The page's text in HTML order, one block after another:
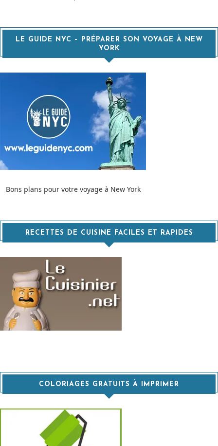
LE GUIDE NYC – PRÉPARER SON VOYAGE À NEW
YORK
Bons plans pour votre voyage à New York
RECETTES DE CUISINE FACILES ET RAPIDES
COLORIAGES GRATUITS À IMPRIMER